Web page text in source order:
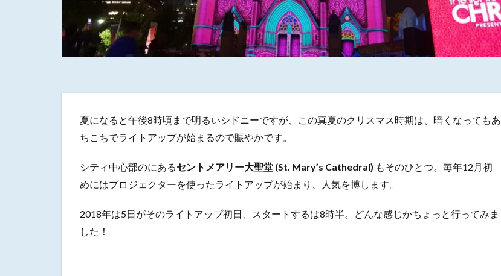
夏になると午後8時頃まで明るいシドニーですが、この真夏のクリスマス時期は、暗くなってもあ
ちこちでライトアップが始まるので賑やかです。
シティ中心部のにあるセントメアリー大聖堂 (St. Mary’s Cathedral) もそのひとつ。毎年12月初
めにはプロジェクターを使ったライトアップが始まり、人気を博します。
2018年は5日がそのライトアップ初日、スタートするは8時半。どんな感じかちょっと行ってみま
した！